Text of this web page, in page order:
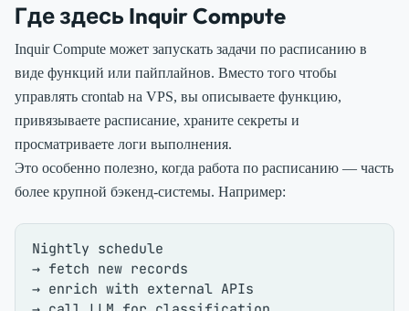
Где здесь Inquir Compute
Inquir Compute может запускать задачи по расписанию в
виде функций или пайплайнов. Вместо того чтобы
управлять crontab на VPS, вы описываете функцию,
привязываете расписание, храните секреты и
просматриваете логи выполнения.
Это особенно полезно, когда работа по расписанию — часть
более крупной бэкенд-системы. Например:
Nightly schedule
→ fetch new records
→ enrich with external APIs